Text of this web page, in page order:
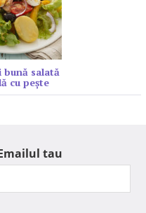
bună salată
cu peşte
tau